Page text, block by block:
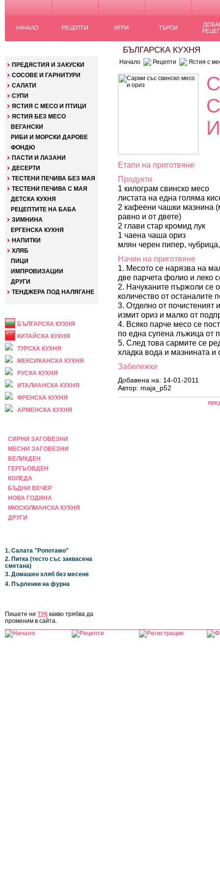
ПРЕДЯСТИЯ И ЗАКУСКИ
СОСОВЕ И ГАРНИТУРИ
САЛАТИ
СУПИ
ЯСТИЯ С МЕСО И ПТИЦИ
ЯСТИЯ БЕЗ МЕСО
ВЕГАНСКИ
РИБИ И МОРСКИ ДАРОВЕ
ФОНДЮ
ПАСТИ И ЛАЗАНИ
ДЕСЕРТИ
ТЕСТЕНИ ПЕЧИВА БЕЗ МАЯ
ТЕСТЕНИ ПЕЧИВА С МАЯ
ДЕТСКА КУХНЯ
РЕЦЕПТИТЕ НА БАБА
ЗИМНИНА
ЕРГЕНСКА КУХНЯ
НАПИТКИ
ХЛЯБ
ПИЦИ
ИМПРОВИЗАЦИИ
ДРУГИ
ТЕНДЖЕРА ПОД НАЛЯГАНЕ
БЪЛГАРСКА КУХНЯ
КИТАЙСКА КУХНЯ
ТУРСКА КУХНЯ
МЕКСИКАНСКА КУХНЯ
РУСКА КУХНЯ
ИТАЛИАНСКА КУХНЯ
ФРЕНСКА КУХНЯ
АРМЕНСКА КУХНЯ
СИРНИ ЗАГОВЕЗНИ
МЕСНИ ЗАГОВЕЗНИ
ВЕЛИКДЕН
ГЕРГЬОВДЕН
КОЛЕДА
БЪДНИ ВЕЧЕР
НОВА ГОДИНА
МЮСЮЛМАНСКА КУХНЯ
ДРУГИ
1. Салата "Ропотамо"
2. Питка (тесто със заквасена
сметана)
3. Домашен хляб без месене
4. Пърленки на фурна
Пишете ни ТУК какво трябва да
променим в сайта.
БЪЛГАРСКА КУХНЯ
Начало Рецепти Ястия с
Етапи на приготвяне
Продукти
1 килограм свинско месо
листата на една голяма
2 кафеени чашки мазнина
равно и от двете)
2 глави стар кромид лук
1 чаена чаша ориз
млян черен пипер,
Начин на приготвяне
1. Месото се нарязва на
две парчета фолио и леко
2. Начуканите пържоли се
количество от останалите
3. Отделно от почистеният
измит ориз и малко от
4. Всяко парче месо се
по една супена лъжица от
5. След това сармите се
хладка вода и мазнината и
Забележки
Добавена на: 14-01-2011
Автор: maja_p52